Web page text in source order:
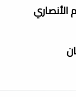
الأنصاري